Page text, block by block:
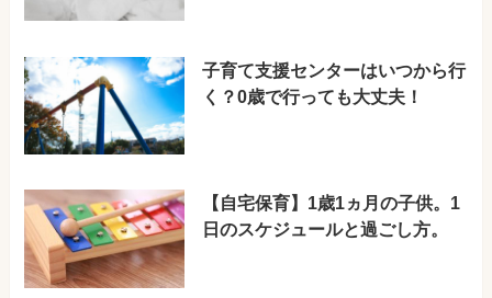
子育て支援センターはいつから行
く？0歳で行っても大丈夫！
【自宅保育】1歳1ヵ月の子供。1
日のスケジュールと過ごし方。